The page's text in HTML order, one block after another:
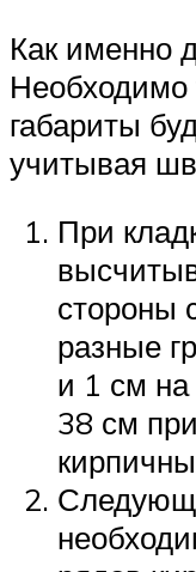
Как именно
Необходимо
габариты
учитывая
При
стороны
разные
и 1 см на
38 см